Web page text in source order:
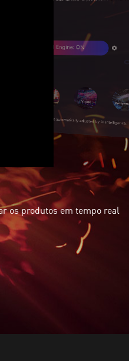
os produtos em tempo real